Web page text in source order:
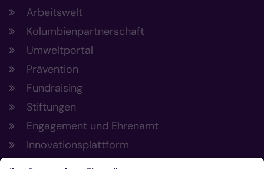
Arbeitswelt
Kolumbienpartnerschaft
Umweltportal
Prävention
Fundraising
Stiftungen
Engagement und Ehrenamt
Innovationsplattform